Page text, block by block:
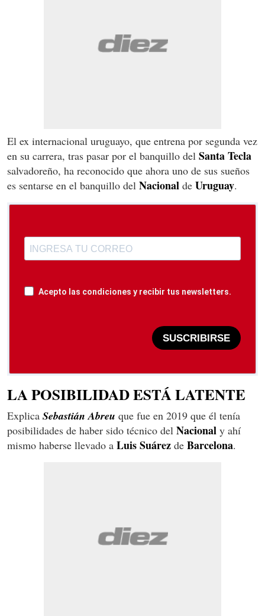
El ex internacional uruguayo, que entrena por segunda vez
en su carrera, tras pasar por el banquillo del Santa Tecla
salvadoreño, ha reconocido que ahora uno de sus sueños
es sentarse en el banquillo del Nacional de Uruguay.
Acepto las condiciones y recibir tus newsletters.
SUSCRIBIRSE
LA POSIBILIDAD ESTÁ LATENTE
Explica Sebastián Abreu que fue en 2019 que él tenía
posibilidades de haber sido técnico del Nacional y ahí
mismo haberse llevado a Luis Suárez de Barcelona.